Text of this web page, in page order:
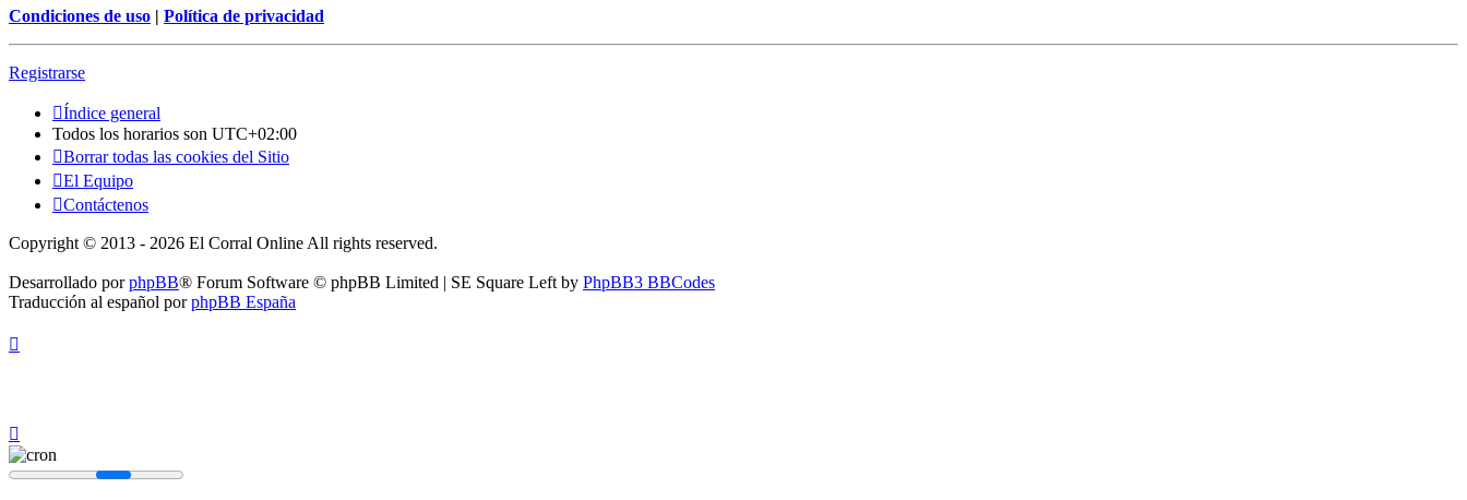
Condiciones de uso | Política de privacidad
Registrarse
Índice general
Todos los horarios son UTC+02:00
Borrar todas las cookies del Sitio
El Equipo
Contáctenos
Copyright © 2013 - 2026 El Corral Online All rights reserved.
Desarrollado porphpBB® Forum Software © phpBB Limited | SE Square Left by PhpBB3 BBCodes
Traducción al español porphpBB España